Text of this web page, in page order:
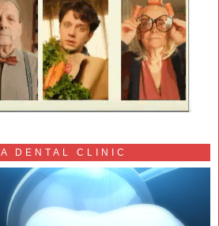
DENTAL CLINIC